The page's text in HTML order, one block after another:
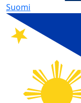
Suomi